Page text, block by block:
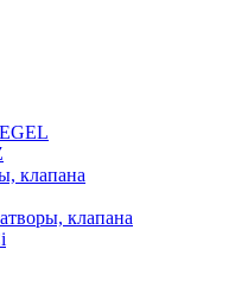
клапана
клапана